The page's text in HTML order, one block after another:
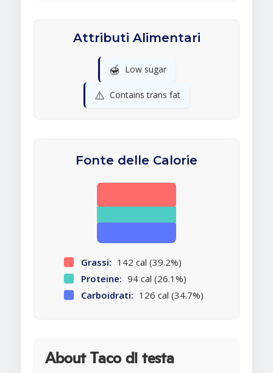
Attributi Alimentari
🍯 Low sugar
⚠️ Contains trans fat
Fonte delle Calorie
Grassi: 142 cal (39.2%)
Proteine: 94 cal (26.1%)
Carboidrati: 126 cal (34.7%)
About Taco di testa